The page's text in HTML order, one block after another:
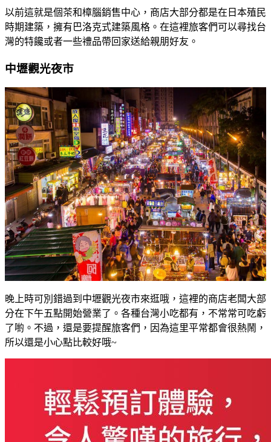
以前這就是個茶和樟腦銷售中心，商店大部分都是在日本殖民
時期建築，擁有巴洛克式建築風格。在這裡旅客們可以尋找台
灣的特饞或者一些禮品帶回家送給親朋好友。
中壢觀光夜市
晚上時可別錯過到中壢觀光夜市來逛哦，這裡的商店老闆大部
分在下午五點開始營業了。各種台灣小吃都有，不常常可吃虧
了喲。不過，還是要提醒旅客們，因為這里平常都會很熱鬧，
所以還是小心點比較好哦~